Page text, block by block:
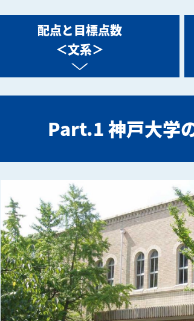
配点と目標点数
＜文系＞
Part.1 神戸大学